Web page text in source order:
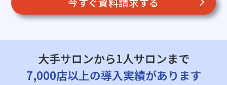
大手サロンから1人サロンまで
7,000店以上の導入実績があります